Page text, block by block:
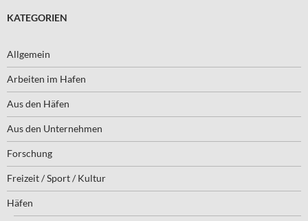
KATEGORIEN
Allgemein
Arbeiten im Hafen
Aus den Häfen
Aus den Unternehmen
Forschung
Freizeit / Sport / Kultur
Häfen